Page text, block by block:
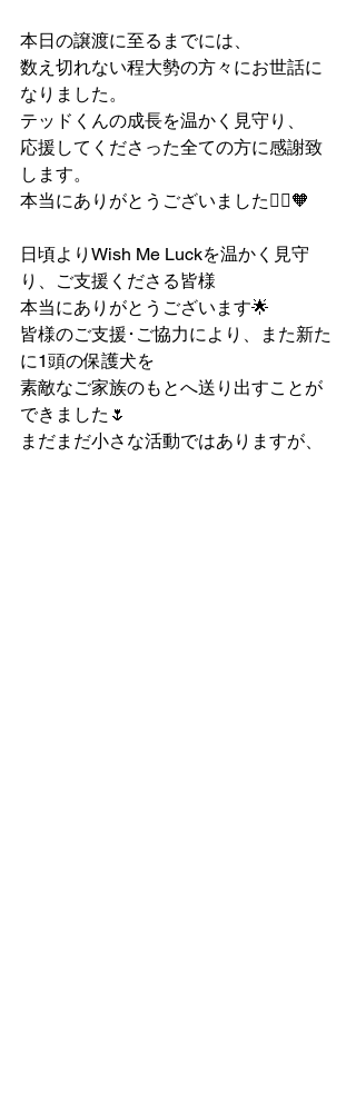
本日の譲渡に至るまでには、
数え切れない程大勢の方々にお世話に
なりました。
テッドくんの成長を温かく見守り、
応援してくださった全ての方に感謝致
します。
本当にありがとうございました🙇‍♂️🧡
日頃よりWish Me Luckを温かく見守
り、ご支援くださる皆様
本当にありがとうございます🌟
皆様のご支援･ご協力により、また新た
に1頭の保護犬を
素敵なご家族のもとへ送り出すことが
できました🌷
まだまだ小さな活動ではありますが、